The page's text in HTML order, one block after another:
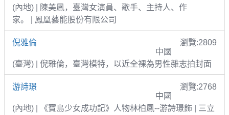
(內地) | 陳美鳳，臺灣女演員、歌手、主持人、作
家。 | 鳳凰藝能股份有限公司
倪雅倫
瀏覽:2809
中國
(臺灣) | 倪雅倫，臺灣模特，以近全裸為男性雜志拍封面
游詩璟
瀏覽:2768
中國
(內地) | 《寶島少女成功記》人物林柏鳳--游詩璟飾 | 三立